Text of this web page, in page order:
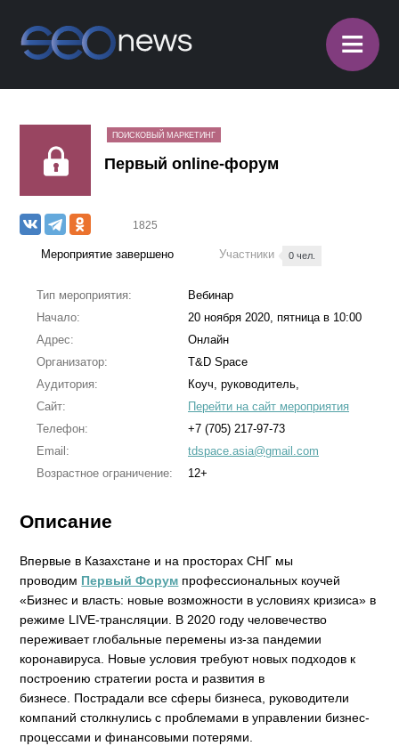
≡
ПОИСКОВЫЙ МАРКЕТИНГ
Первый online-форум
1825
Мероприятие завершено Участники 0 чел.
Тип мероприятия:
Вебинар
Начало:
20 ноября 2020, пятница в 10:00
Адрес:
Онлайн
Организатор:
T&D Space
Аудитория:
Коуч, руководитель,
Сайт:
Перейти на сайт мероприятия
Телефон:
+7 (705) 217-97-73
Email:
tdspace.asia@gmail.com
Возрастное ограничение:
12+
Описание
Впервые в Казахстане и на просторах СНГ мы
проводим Первый Форум профессиональных коучей
«Бизнес и власть: новые возможности в условиях кризиса» в
режиме LIVE-трансляции. В 2020 году человечество
переживает глобальные перемены из-за пандемии
коронавируса. Новые условия требуют новых подходов к
построению стратегии роста и развития в
бизнесе. Пострадали все сферы бизнеса, руководители
компаний столкнулись с проблемами в управлении бизнес-
процессами и финансовыми потерями.